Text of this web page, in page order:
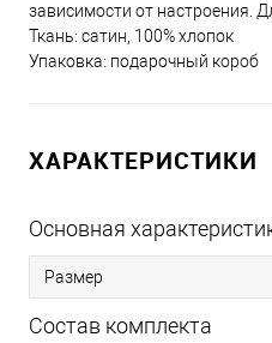
зависимости от настроения.
Ткань: сатин, 100% хлопок
Упаковка: подарочный короб
ХАРАКТЕРИСТИКИ
Основная
Размер
Состав комплекта